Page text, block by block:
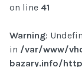
on line 41
Warning:
in /var/www/
bazary.info/